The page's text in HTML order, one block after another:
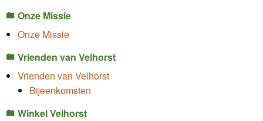
Onze Missie
Onze Missie
Vrienden van Velhorst
Vrienden van Velhorst
Bijeenkomsten
Winkel Velhorst